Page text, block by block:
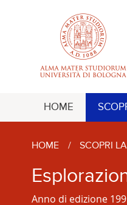
HOME
HOME / SCOPRI
Anno di edizione